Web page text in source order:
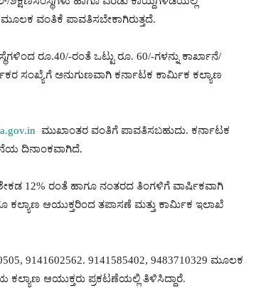
ವಂತಿಕೆ ಪಾವತಿಸಬೇಕಾಗಿರುತ್ತದೆ.
ರೂ.40/-ರಂತೆ ಒಟ್ಟು ರೂ. 60/-ಗಳನ್ನು ಕಾರ್ಖಾನೆ/
ಸಂಖ್ಯೆಗೆ ಅನುಗುಣವಾಗಿ ಕರ್ನಾಟಕ ಕಾರ್ಮಿಕ ಕಲ್ಯಾಣ
ಮುಖಾಂತರ ವಂತಿಗೆ ಪಾವತಿಸಬಹುದು. ಕರ್ನಾಟಕ
ದಿನಾಂಕವಾಗಿದೆ.
12% ರಂತೆ ಹಾಗೂ ನಂತರದ ತಿಂಗಳಿಗೆ ವಾರ್ಷಿಕವಾಗಿ
ಕಲ್ಯಾಣ ಆಯುಕ್ತರಿಂದ ತಪಾಸಣೆ ಮತ್ತು ಕಾರ್ಮಿಕ ಇಲಾಖೆ
9141602562. 9141585402, 9483710329 ಮೂಲಕ
ಆಯುಕ್ತರು ಪ್ರಕಟಣೆಯಲ್ಲಿ ತಿಳಿಸಿದ್ದಾರೆ.